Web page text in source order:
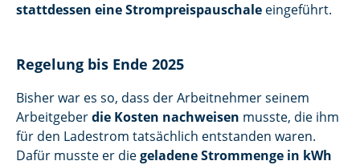
stattdessen eine Strompreispauschale eingeführt.
Regelung bis Ende 2025
Bisher war es so, dass der Arbeitnehmer seinem
Arbeitgeberdie Kosten nachweisen musste, die ihm
für den Ladestrom tatsächlich entstanden waren.
Dafür musste er diegeladene Strommenge in kWh